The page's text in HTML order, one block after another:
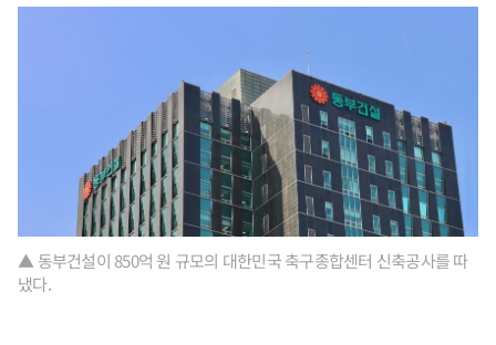
▲ 동부건설이 850억 원 규모의 대한민국 축구종합센터 신축공사를 따
냈다.